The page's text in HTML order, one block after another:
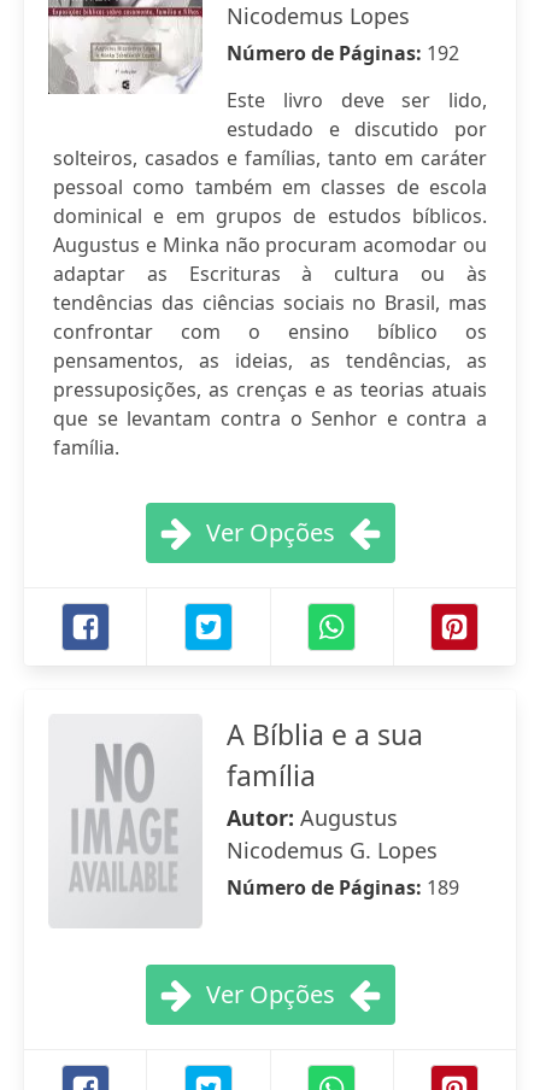
Nicodemus Lopes
Número de Páginas: 192
Este livro deve ser lido,
estudado e discutido por
solteiros, casados e famílias, tanto em caráter
pessoal como também em classes de escola
dominical e em grupos de estudos bíblicos.
Augustus e Minka não procuram acomodar ou
adaptar as Escrituras à cultura ou às
tendências das ciências sociais no Brasil, mas
confrontar com o ensino bíblico os
pensamentos, as ideias, as tendências, as
pressuposições, as crenças e as teorias atuais
que se levantam contra o Senhor e contra a
família.
Ver Opções
A Bíblia e a sua
família
Autor: Augustus
Nicodemus G. Lopes
Número de Páginas: 189
Ver Opções